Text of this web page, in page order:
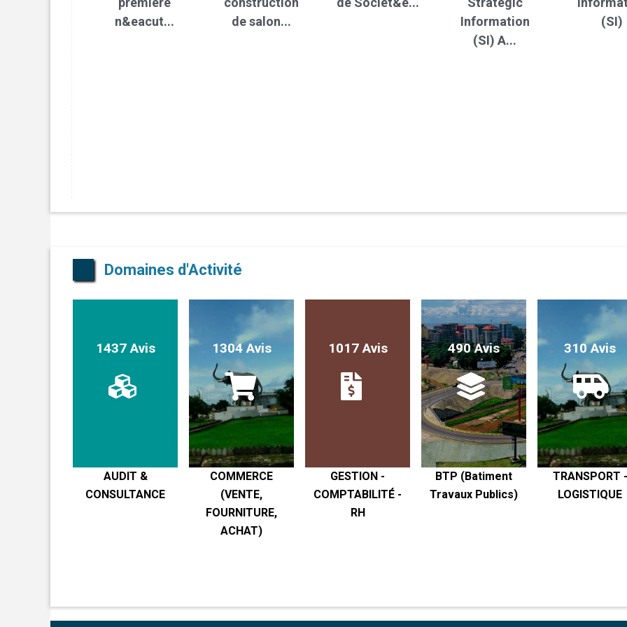
n&eacut...
de salon...
Information
(SI) A...
(SI)
Domaines d'Activité
1437 Avis
AUDIT &
CONSULTANCE
1304 Avis
COMMERCE
(VENTE,
FOURNITURE,
ACHAT)
1017 Avis
GESTION -
COMPTABILITÉ -
RH
490 Avis
BTP (Batiment
Travaux Publics)
310 Avis
TRANSPORT -
LOGISTIQUE